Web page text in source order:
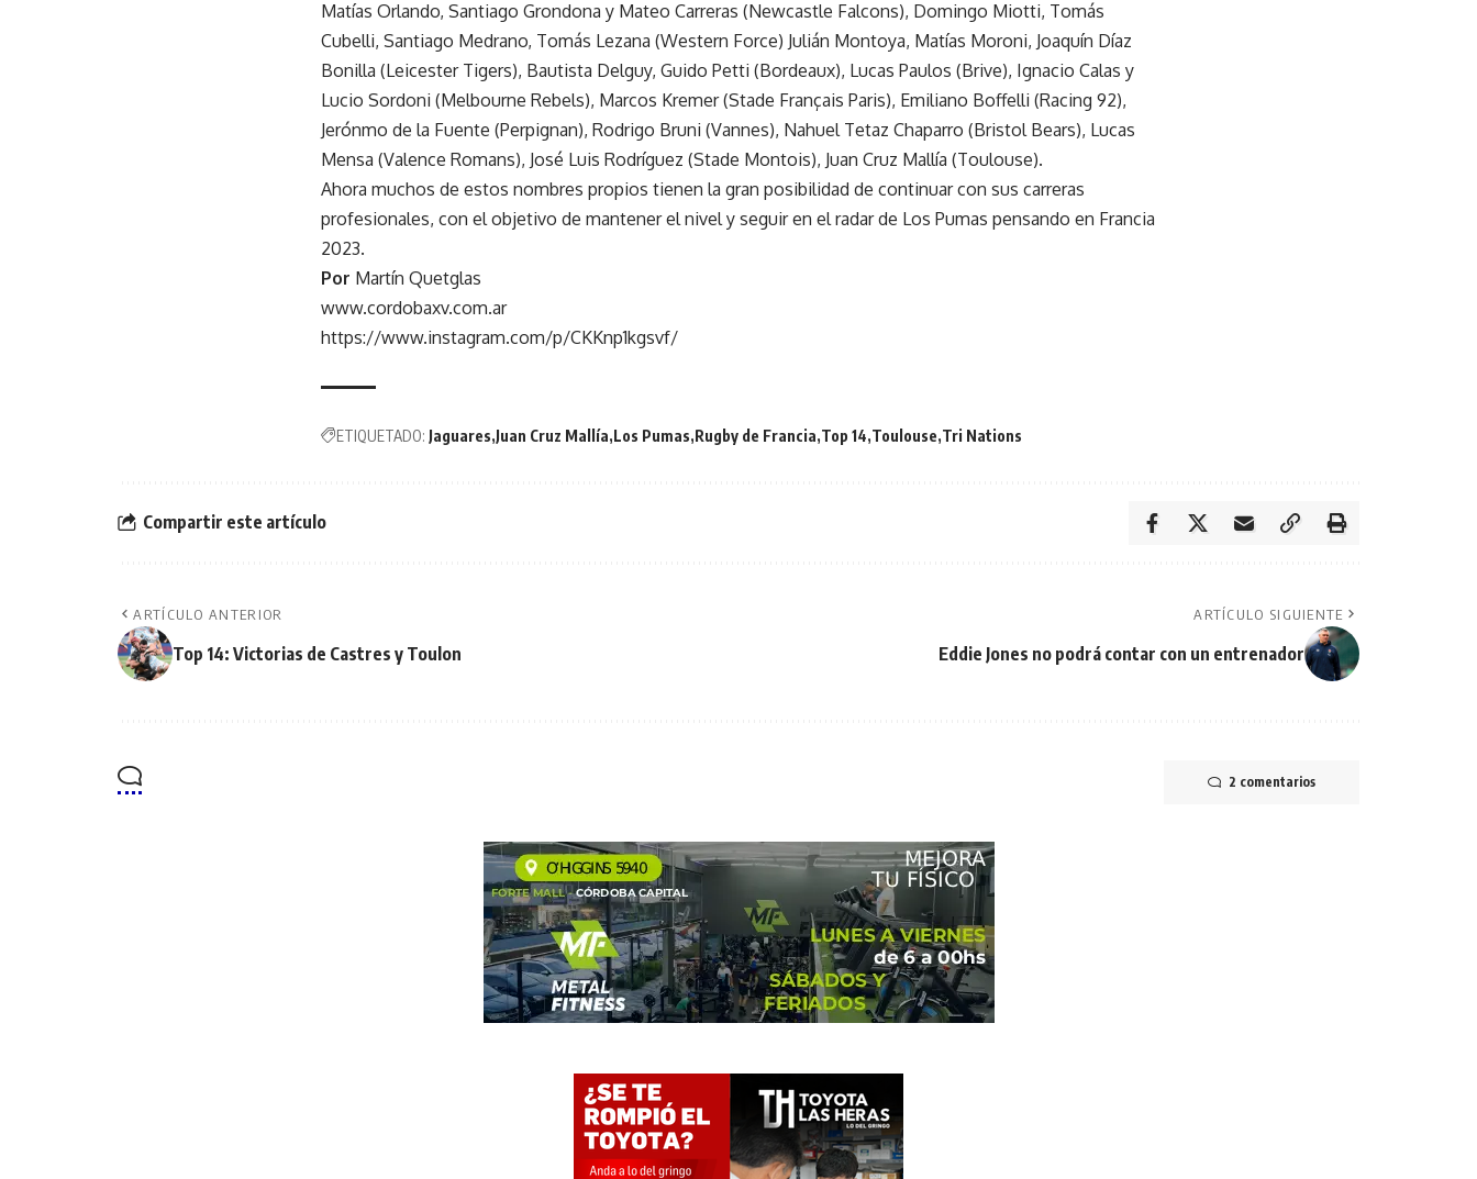
Matías Orlando, Santiago Grondona y Mateo Carreras (Newcastle Falcons), Domingo Miotti, Tomás
Cubelli, Santiago Medrano, Tomás Lezana (Western Force) Julián Montoya, Matías Moroni, Joaquín Díaz
Bonilla (Leicester Tigers), Bautista Delguy, Guido Petti (Bordeaux), Lucas Paulos (Brive), Ignacio Calas y
Lucio Sordoni (Melbourne Rebels), Marcos Kremer (Stade Français Paris), Emiliano Boffelli (Racing 92),
Jerónmo de la Fuente (Perpignan), Rodrigo Bruni (Vannes), Nahuel Tetaz Chaparro (Bristol Bears), Lucas
Mensa (Valence Romans), José Luis Rodríguez (Stade Montois), Juan Cruz Mallía (Toulouse).
Ahora muchos de estos nombres propios tienen la gran posibilidad de continuar con sus carreras
profesionales, con el objetivo de mantener el nivel y seguir en el radar de Los Pumas pensando en Francia
2023.
Por Martín Quetglas
www.cordobaxv.com.ar
https://www.instagram.com/p/CKKnp1kgsvf/
ETIQUETADO: Jaguares Juan Cruz Mallía Los Pumas Rugby de Francia Top 14 Toulouse Tri Nations
Compartir este artículo
ARTÍCULO ANTERIOR
Top 14: Victorias de Castres y Toulon
ARTÍCULO SIGUIENTE
Eddie Jones no podrá contar con un entrenador
2 comentarios